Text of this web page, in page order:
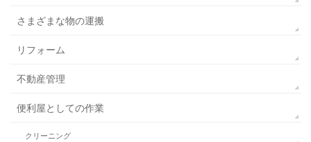
さまざまな物の運搬
リフォーム
不動産管理
便利屋としての作業
クリーニング